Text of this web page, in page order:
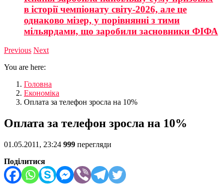
в історії чемпіонату світу-2026, але це
однаково мізер, у порівнянні з тими
мільярдами, що заробили засновники ФІФА
Previous Next
You are here:
Головна
Економіка
Оплата за телефон зросла на 10%
Оплата за телефон зросла на 10%
01.05.2011, 23:24 999 перегляди
Поділитися